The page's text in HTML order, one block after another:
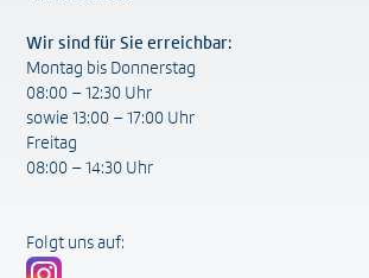
Wir sind für Sie erreichbar:
Montag bis Donnerstag
08:00 – 12:30 Uhr
sowie 13:00 – 17:00 Uhr
Freitag
08:00 – 14:30 Uhr
Folgt uns auf: